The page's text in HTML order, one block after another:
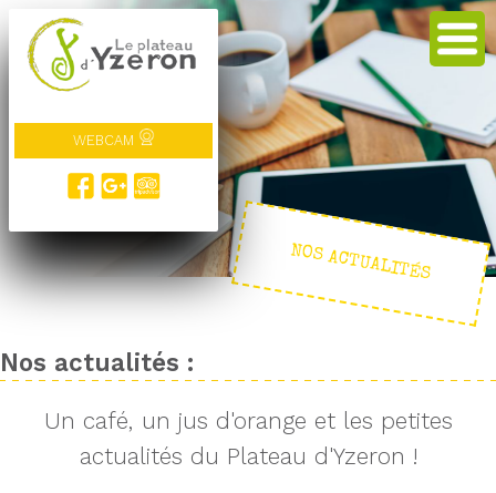
WEBCAM
NOS ACTUALITÉS
Nos actualités :
Un café, un jus d'orange et les petites
actualités du Plateau d'Yzeron !